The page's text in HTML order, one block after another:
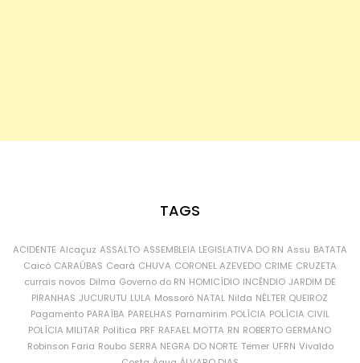
TAGS
ACIDENTE Alcaçuz ASSALTO ASSEMBLEIA LEGISLATIVA DO RN Assu BATATA
Caicó CARAÚBAS Ceará CHUVA CORONEL AZEVEDO CRIME CRUZETA
currais novos Dilma Governo do RN HOMICÍDIO INCÊNDIO JARDIM DE
PIRANHAS JUCURUTU LULA Mossoró NATAL Nilda NÉLTER QUEIROZ
Pagamento PARAÍBA PARELHAS Parnamirim POLÍCIA POLÍCIA CIVIL
POLÍCIA MILITAR Política PRF RAFAEL MOTTA RN ROBERTO GERMANO
Robinson Faria Roubo SERRA NEGRA DO NORTE Temer UFRN Vivaldo